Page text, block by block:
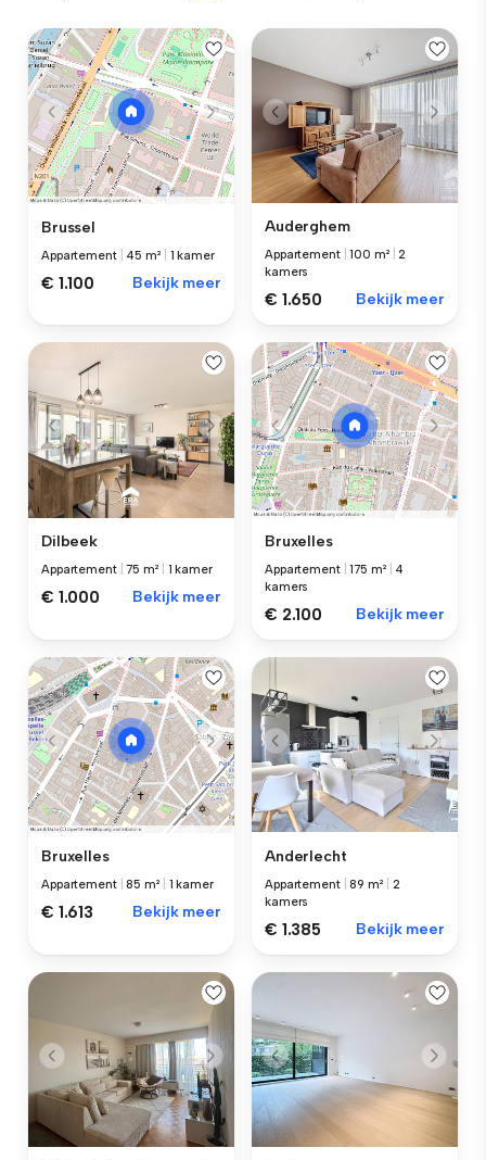
Brussel
Appartement 45 m² 1 kamer
€ 1.100 Bekijk meer
Auderghem
Appartement |100 m² |2
kamers
€ 1.650 Bekijk meer
Dilbeek
Appartement |75 m² 1 kamer
€ 1.000 Bekijk meer
Bruxelles
Appartement |175 m²
4
kamers
€ 2.100 Bekijk meer
Bruxelles
Appartement |85 m² 1 kamer
€ 1.613 Bekijk meer
Anderlecht
Appartement |89 m²
2
kamers
€ 1.385 Bekijk meer